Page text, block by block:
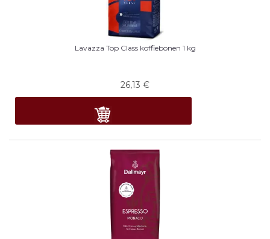
Lavazza Top Class koffiebonen 1 kg
26,13 €